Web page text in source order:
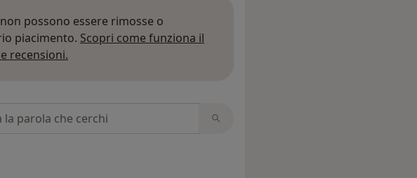
possono essere rimosse o
piacimento. Scopri come funziona il
recensioni.
recensioni